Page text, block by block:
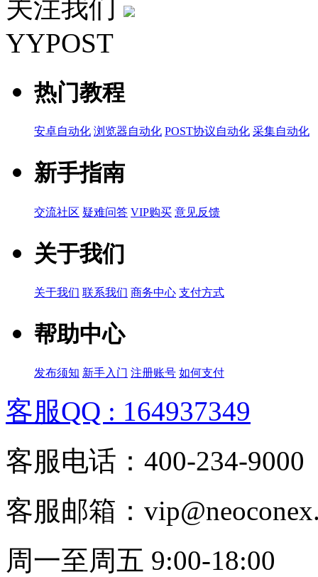
关注我们
YYPOST
热门教程
安卓自动化 浏览器自动化 POST协议自动化 采集自动化
新手指南
交流社区 疑难问答 VIP购买 意见反馈
关于我们
关于我们 联系我们 商务中心 支付方式
帮助中心
发布须知 新手入门 注册账号 如何支付
客服QQ : 164937349
客服电话：400-234-9000
客服邮箱：
周一至周五 9:00-18:00